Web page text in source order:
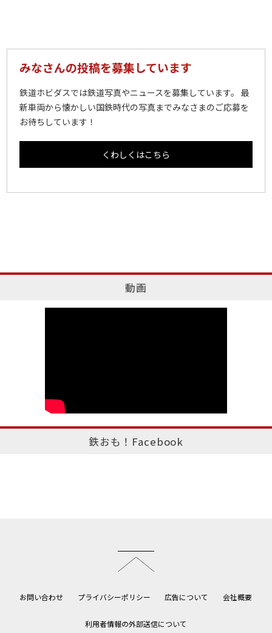
みなさんの投稿を募集しています
鉄道ホビダスでは鉄道写真やニュースを募集しています。 最
新車両から懐かしい国鉄時代の写真までみなさまのご応募を
お待ちしています！
くわしくはこちら
動画
鉄おも！Facebook
お問い合わせ プライバシーポリシー 広告について 会社概要
利用者情報の外部送信について